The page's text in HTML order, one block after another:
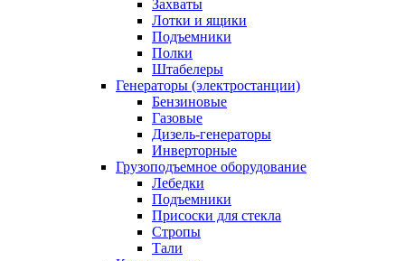
Захваты
Лотки и ящики
Подъемники
Полки
Штабелеры
Генераторы (электростанции)
Бензиновые
Газовые
Дизель-генераторы
Инверторные
Грузоподъемное оборудование
Лебедки
Подъемники
Присоски для стекла
Стропы
Тали